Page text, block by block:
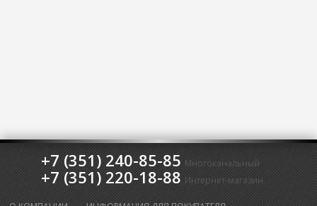
+7 (351) 240-85-85 Многоканальный
+7 (351) 220-18-88 Интернет-магазин